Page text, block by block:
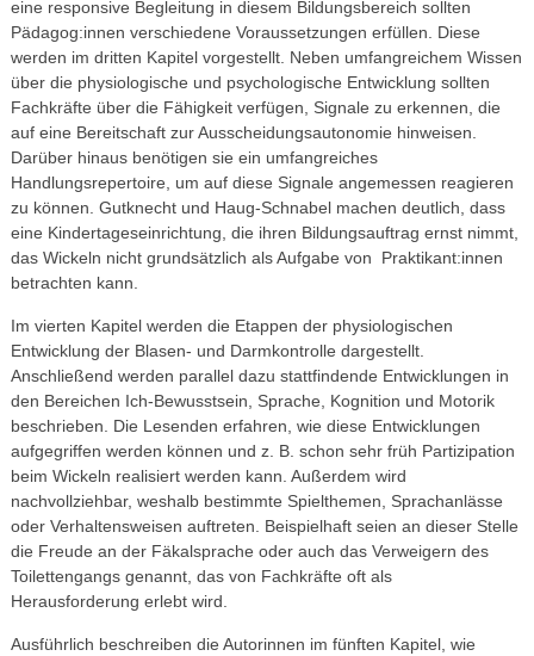
eine responsive Begleitung in diesem Bildungsbereich sollten
Pädagog:innen verschiedene Voraussetzungen erfüllen. Diese
werden im dritten Kapitel vorgestellt. Neben umfangreichem Wissen
über die physiologische und psychologische Entwicklung sollten
Fachkräfte über die Fähigkeit verfügen, Signale zu erkennen, die
auf eine Bereitschaft zur Ausscheidungs­autonomie hinweisen.
Darüber hinaus benötigen sie ein umfangreiches
Handlungsrepertoire, um auf diese Signale angemessen reagieren
zu können. Gutknecht und Haug-Schnabel machen deutlich, dass
eine Kindertageseinrichtung, die ihren Bildungsauftrag ernst nimmt,
das Wickeln nicht grundsätzlich als Aufgabe von Praktikant:innen
betrachten kann.
Im vierten Kapitel werden die Etappen der physiologischen
Entwicklung der Blasen- und Darmkontrolle dargestellt.
Anschließend werden parallel dazu stattfindende Entwicklungen in
den Bereichen Ich-Bewusstsein, Sprache, Kognition und Motorik
beschrieben. Die Lesenden erfahren, wie diese Entwicklungen
aufgegriffen werden können und z. B. schon sehr früh Partizipation
beim Wickeln realisiert werden kann. Außerdem wird
nachvollziehbar, weshalb bestimmte Spielthemen, Sprachanlässe
oder Verhaltensweisen auftreten. Beispielhaft seien an dieser Stelle
die Freude an der Fäkalsprache oder auch das Verweigern des
Toilettengangs genannt, das von Fachkräfte oft als
Herausforderung erlebt wird.
Ausführlich beschreiben die Autorinnen im fünften Kapitel, wie